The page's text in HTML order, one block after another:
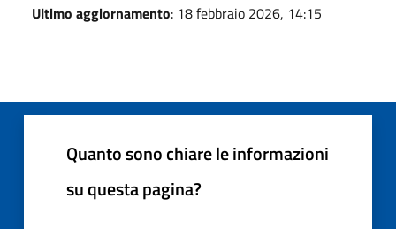
Ultimo aggiornamento: 18 febbraio 2026, 14:15
Quanto sono chiare le informazioni
su questa pagina?